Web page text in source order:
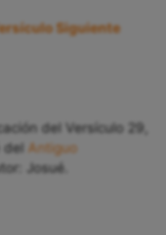
Siguiente
del Versículo 29,
del Antiguo
Josué.